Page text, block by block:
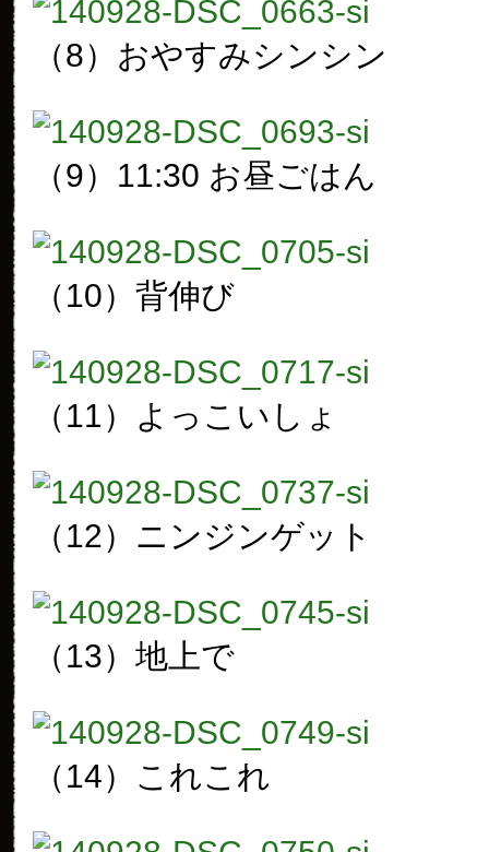
（8）おやすみシンシン
（9）11:30 お昼ごはん
（10）背伸び
（11）よっこいしょ
（12）ニンジンゲット
（13）地上で
（14）これこれ